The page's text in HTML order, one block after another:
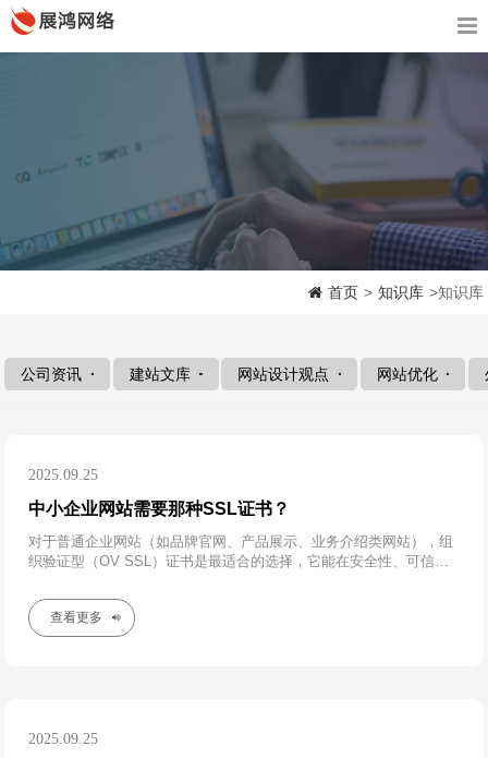
首页 > 知识库 >知识库
公司资讯 建站文库 网站设计观点 网站优化
2025.09.25
中小企业网站需要那种SSL证书？
对于普通企业网站（如品牌官网、产品展示、业务介绍类网站），组
织验证型（OV SSL）证书是最适合的选择，它能在安全性、可信度
查看更多
2025.09.25